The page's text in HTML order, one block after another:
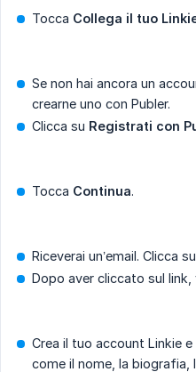
Tocca Collega il tuo
Se non hai ancora un
crearne uno con Publer.
Clicca su Registrati con
Tocca Continua.
Riceverai un’email. Clicca
Dopo aver cliccato sul link,
Crea il tuo account Linkie
come il nome, la